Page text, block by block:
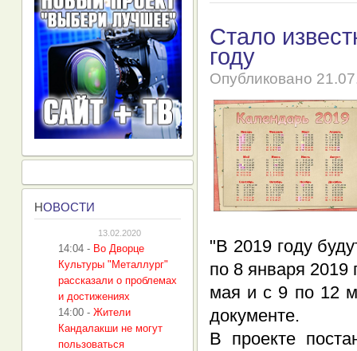
Стало
году
Опубликовано
"В 2019 году
по 8 января 2019
мая и с 9 по 12
документе.
В проекте
НОВОСТИ
13.02.2020
14:04 - Во Дворце
Культуры "Металлург"
рассказали о проблемах
и достижениях
14:00 - Жители
Кандалакши не могут
пользоваться